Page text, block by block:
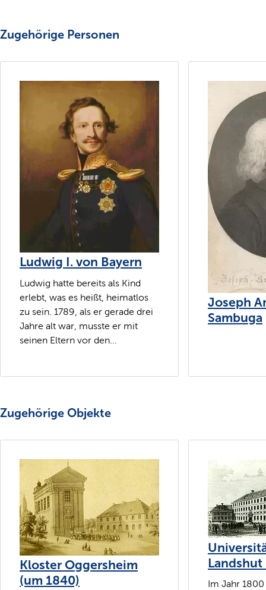
Zugehörige Personen
Ludwig I. von Bayern
Ludwig hatte bereits als Kind
erlebt, was es heißt, heimatlos
zu sein. 1789, als er gerade drei
Jahre alt war, musste er mit
seinen Eltern vor den...
Joseph
Sambuga
Zugehörige Objekte
Kloster Oggersheim
(um 1840)
Im Jahr